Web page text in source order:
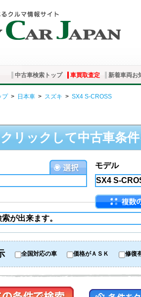
中古車検索トップ 車買取査定 新着車両お
プ> 日本車 > スズキ > SX4 S-CROSS
リックして中古車条
モデル
全国対応の車 価格がＡＳＫ 修復